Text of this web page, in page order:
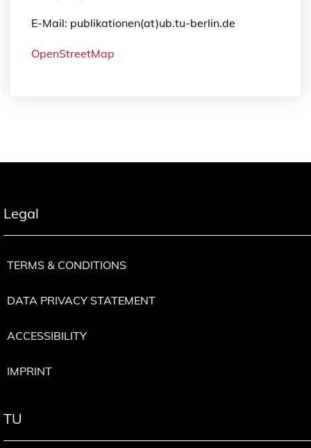
E-Mail: publikationen(at)ub.tu-berlin.de
OpenStreetMap
Legal
TERMS & CONDITIONS
DATA PRIVACY STATEMENT
ACCESSIBILITY
IMPRINT
TU